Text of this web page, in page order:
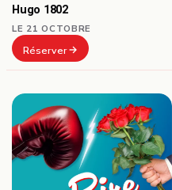
Hugo 1802
LE 21 OCTOBRE
Réserver